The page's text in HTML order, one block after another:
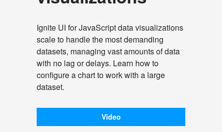
Ignite UI for JavaScript data visualizations
scale to handle the most demanding
datasets, managing vast amounts of data
with no lag or delays. Learn how to
configure a chart to work with a large
dataset.
Video